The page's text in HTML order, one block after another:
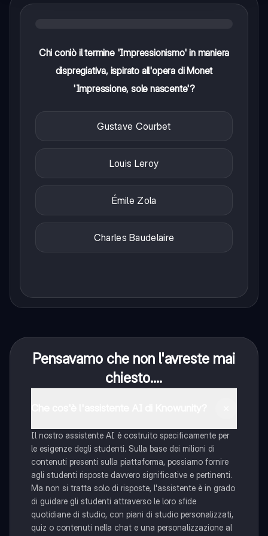
Chi coniò il termine 'Impressionismo' in maniera
dispregiativa, ispirato all'opera di Monet
'Impressione, sole nascente'?
Gustave Courbet
Louis Leroy
Émile Zola
Charles Baudelaire
Pensavamo che non l'avreste mai
chiesto....
Il nostro assistente AI è costruito specificamente per
le esigenze degli studenti. Sulla base dei milioni di
contenuti presenti sulla piattaforma, possiamo fornire
agli studenti risposte davvero significative e pertinenti.
Ma non si tratta solo di risposte, l'assistente è in grado
di guidare gli studenti attraverso le loro sfide
quotidiane di studio, con piani di studio personalizzati,
quiz o contenuti nella chat e una personalizzazione al